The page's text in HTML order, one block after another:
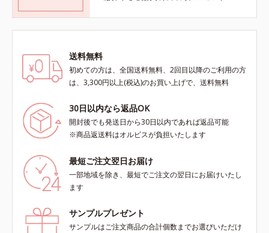
送料無料
初めての方は、全国送料無料、2回目以降のご利用の方
は、3,300円以上(税込)のお買い上げで、送料無料
30日以内なら返品OK
開封後でも発送日から30日以内であれば返品可能
※商品返送料はオルビスが負担いたします
最短ご注文翌日お届け
一部地域を除き、最短でご注文の翌日にお届けいたし
ます
サンプルプレゼント
サンプルはご注文商品の合計個数までお選びいただけ